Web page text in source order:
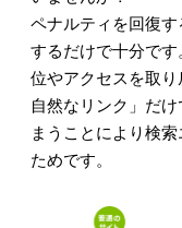
ペナルティを回復
するだけで十分で
位やアクセスを取
自然なリンク」だ
まうことにより検
ためです。